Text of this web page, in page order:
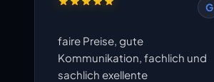
G
faire Preise, gute
Kommunikation, fachlich und
sachlich exellente